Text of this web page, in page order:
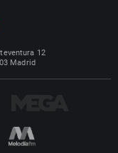
12
Madrid